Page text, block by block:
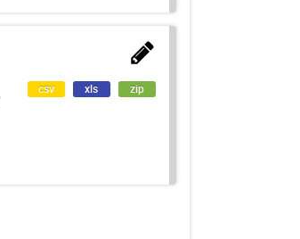
csv xls zip